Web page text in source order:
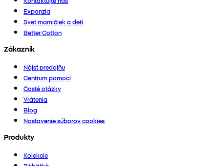
Expanzia
Svet mamičiek a detí
Better Cotton
Zákazník
Nájsť predajňu
Centrum pomoci
Časté otázky
Vrátenia
Blog
Nastavenie súborov cookies
Produkty
Kolekcie